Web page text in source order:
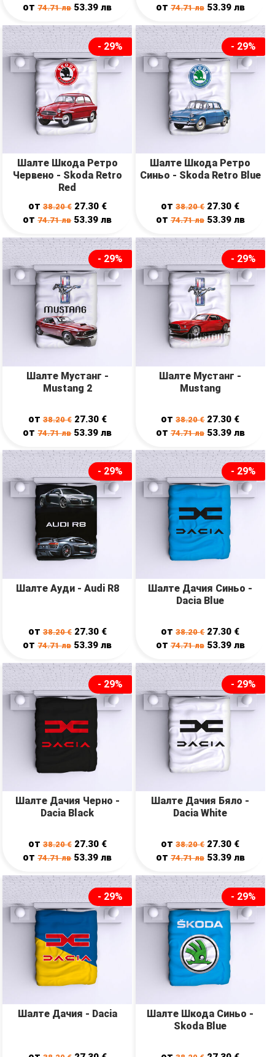
от74.71лв 53.39лв от 74.71лв 53.39 лв
- 29%
Шалте Шкода Ретро
Червено - Skoda Retro
Red
от38.20€ 27.30 €
от74.71лв 53.39лв
- 29%
Шалте Шкода Ретро
Синьо - Skoda Retro Blue
от38.20€ 27.30 €
от 74.71лв 53.39 лв
- 29%
Шалте Мустанг -
Mustang 2
от38.20€ 27.30 €
от74.71лв 53.39лв
- 29%
Шалте Мустанг -
Mustang
от38.20€ 27.30 €
от 74.71лв 53.39 лв
- 29%
Шалте Ауди - Audi R8
от38.20€ 27.30 €
от74.71лв 53.39лв
- 29%
Шалте Дачия Синьо -
Dacia Blue
от38.20€ 27.30 €
от 74.71лв 53.39 лв
- 29%
Шалте Дачия Черно -
Dacia Black
от38.20€ 27.30 €
от74.71лв 53.39лв
- 29%
Шалте Дачия Бяло -
Dacia White
от38.20€ 27.30 €
от 74.71лв 53.39 лв
- 29%
Шалте Дачия - Dacia
- 29%
Шалте Шкода Синьо -
Skoda Blue